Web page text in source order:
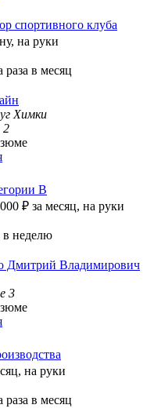
спортивного клуба
на руки
в месяц
Химки
2
В
₽ за месяц, на руки
неделю
Дмитрий Владимирович
3
на руки
в месяц